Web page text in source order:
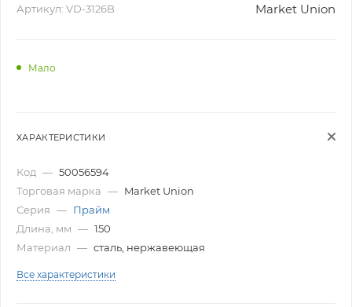
Артикул: VD-3126B Market Union
Мало
ХАРАКТЕРИСТИКИ
Код — 50056594
Торговая марка — Market Union
Серия — Прайм
Длина, мм — 150
Материал — сталь, нержавеющая
Все характеристики